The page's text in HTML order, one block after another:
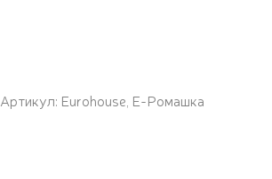
Артикул: Eurohouse, Е-Ромашка